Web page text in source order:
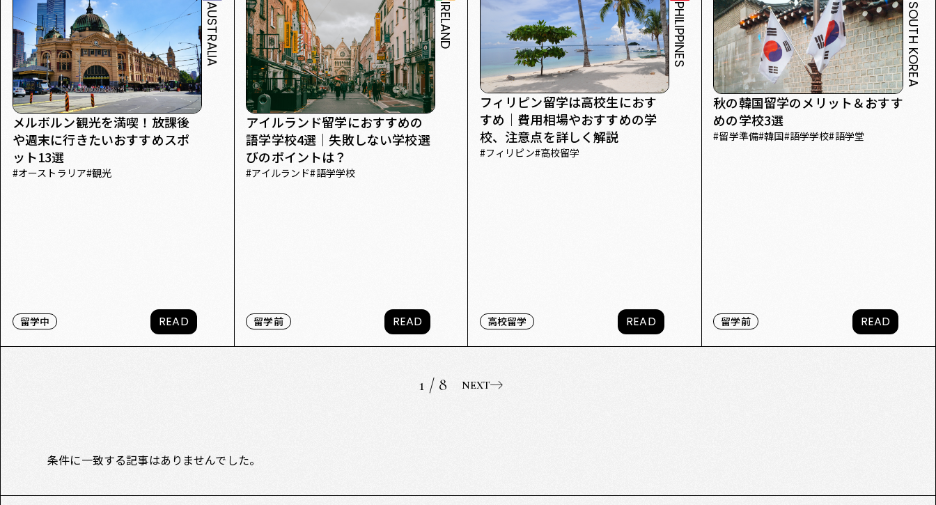
メルボルン観光を満喫！放課後
や週末に行きたいおすすめスポ
ット13選
#オーストラリア#観光
AUSTRALIA
留学中 READ
アイルランド留学におすすめの
語学学校4選｜失敗しない学校選
びのポイントは？
#アイルランド#語学学校
IRELAND
留学前 READ
フィリピン留学は高校生におす
すめ｜費用相場やおすすめの学
校、注意点を詳しく解説
#フィリピン#高校留学
PHILIPPINES
高校留学 READ
秋の韓国留学のメリット＆おすす
めの学校3選
#留学準備#韓国#語学学校#語学堂
SOUTH KOREA
留学前 READ
1 / 8 NEXT
条件に一致する記事はありませんでした。